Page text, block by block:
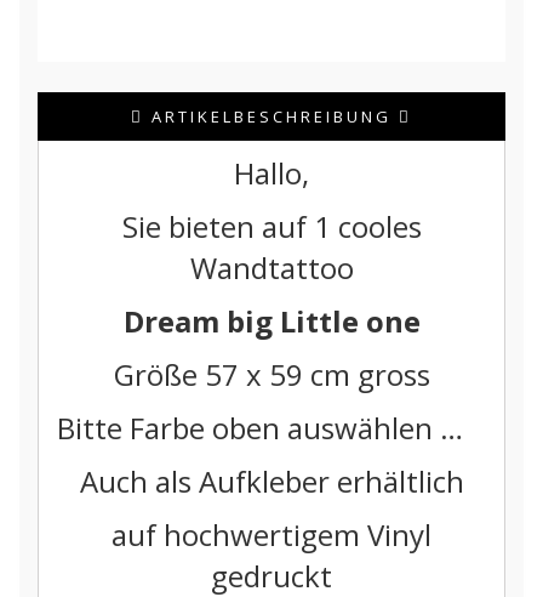
ARTIKELBESCHREIBUNG
Hallo,
Sie bieten auf 1 cooles
Wandtattoo
Dream big Little one
Größe 57 x 59 cm gross
Bitte Farbe oben auswählen …
Auch als Aufkleber erhältlich
auf hochwertigem Vinyl
gedruckt